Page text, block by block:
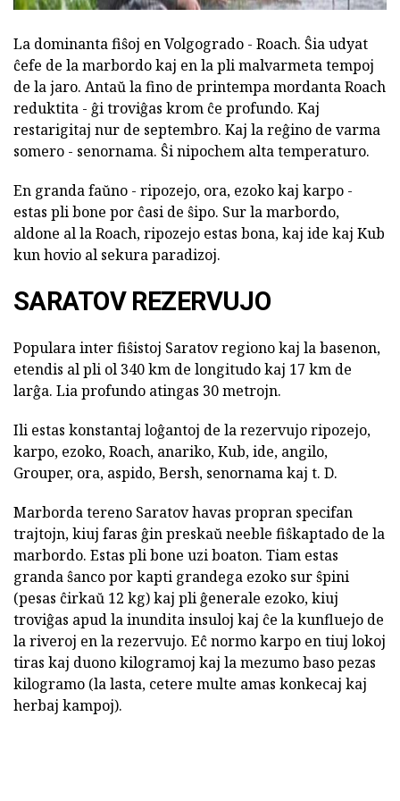
La dominanta fiŝoj en Volgogrado - Roach. Ŝia udyat
ĉefe de la marbordo kaj en la pli malvarmeta tempoj
de la jaro. Antaŭ la fino de printempa mordanta Roach
reduktita - ĝi troviĝas krom ĉe profundo. Kaj
restarigitaj nur de septembro. Kaj la reĝino de varma
somero - senornama. Ŝi nipochem alta temperaturo.
En granda faŭno - ripozejo, ora, ezoko kaj karpo -
estas pli bone por ĉasi de ŝipo. Sur la marbordo,
aldone al la Roach, ripozejo estas bona, kaj ide kaj Kub
kun hovio al sekura paradizoj.
SARATOV REZERVUJO
Populara inter fiŝistoj Saratov regiono kaj la basenon,
etendis al pli ol 340 km de longitudo kaj 17 km de
larĝa. Lia profundo atingas 30 metrojn.
Ili estas konstantaj loĝantoj de la rezervujo ripozejo,
karpo, ezoko, Roach, anariko, Kub, ide, angilo,
Grouper, ora, aspido, Bersh, senornama kaj t. D.
Marborda tereno Saratov havas propran specifan
trajtojn, kiuj faras ĝin preskaŭ neeble fiŝkaptado de la
marbordo. Estas pli bone uzi boaton. Tiam estas
granda ŝanco por kapti grandega ezoko sur ŝpini
(pesas ĉirkaŭ 12 kg) kaj pli ĝenerale ezoko, kiuj
troviĝas apud la inundita insuloj kaj ĉe la kunfluejo de
la riveroj en la rezervujo. Eĉ normo karpo en tiuj lokoj
tiras kaj duono kilogramoj kaj la mezumo baso pezas
kilogramo (la lasta, cetere multe amas konkecaj kaj
herbaj kampoj).